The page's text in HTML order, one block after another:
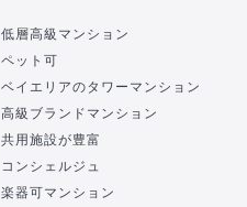
低層高級マンション
ペット可
ベイエリアのタワーマンション
高級ブランドマンション
共用施設が豊富
コンシェルジュ
楽器可マンション